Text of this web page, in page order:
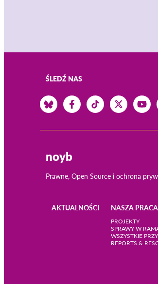
ŚLEDŹ NAS
noyb
Prawne, Open Source i ochrona
AKTUALNOŚCI NASZA PRACA
PROJEKTY
SPRAWY W
WSZYSTKIE
REPORTS &